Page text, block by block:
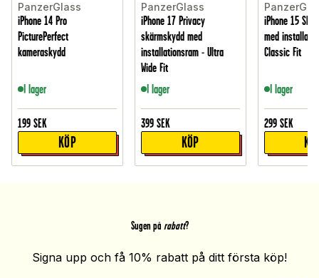
PanzerGlass
iPhone 14 Pro
PicturePerfect
kameraskydd
I lager
199 SEK
KÖP
PanzerGlass
iPhone 17 Privacy
skärmskydd med
installationsram - Ultra
Wide Fit
I lager
399 SEK
KÖP
iPhone 15
med
Classic Fit
I lager
299 SEK
Sugen på rabatt?
Signa upp och få 10% rabatt på ditt första köp!